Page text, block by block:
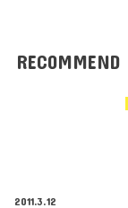
RECOMMEND
2011.3.12